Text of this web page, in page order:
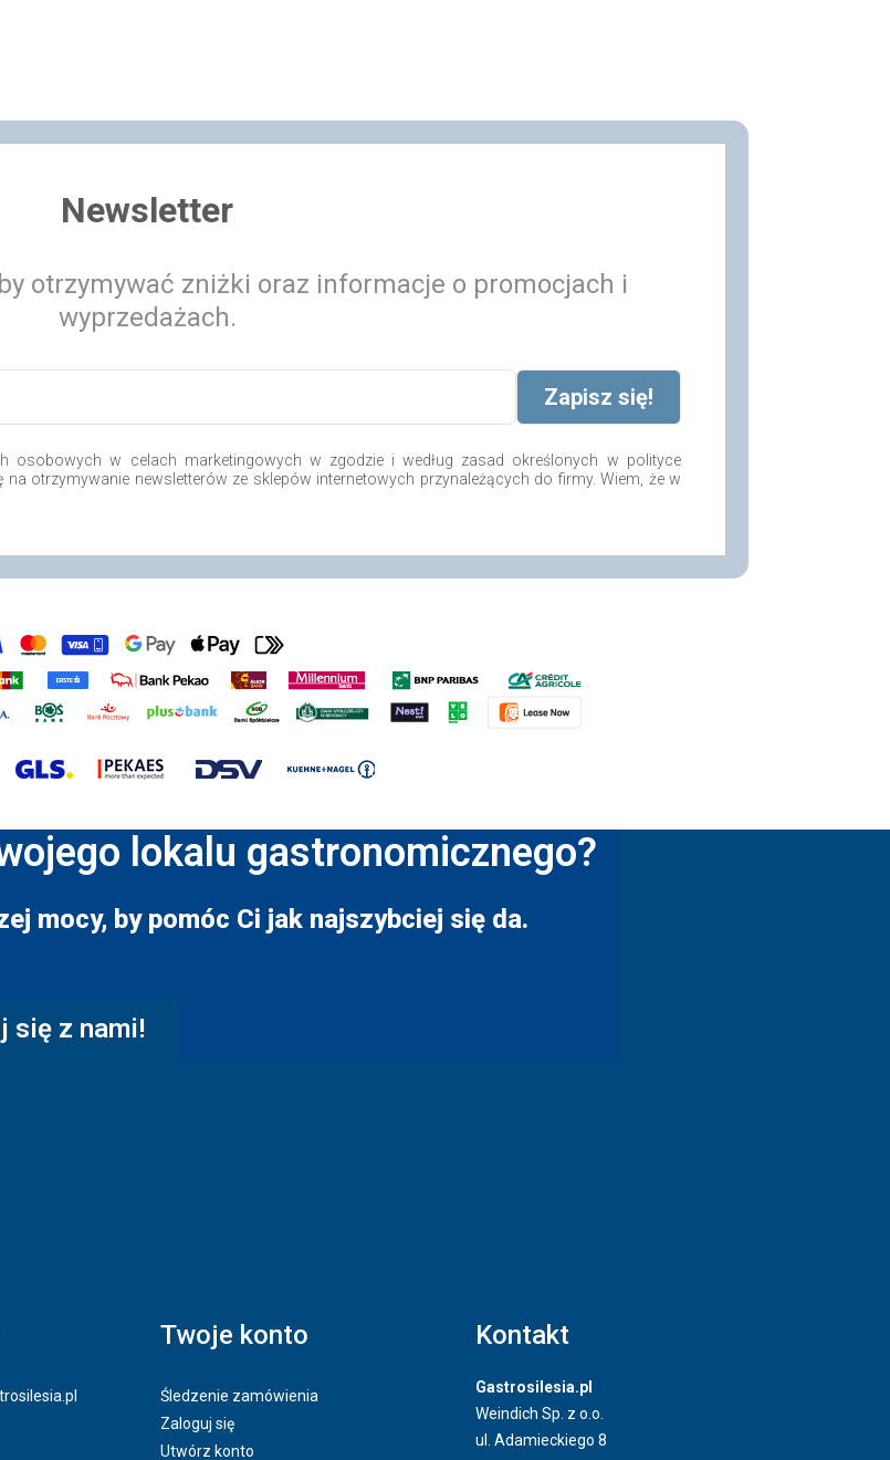
Newsletter
otrzymywać zniżki oraz informacje o promocjach i
wyprzedażach.
osobowych w celach marketingowych w zgodzie i według zasad określonych w polityce
otrzymywanie newsletterów ze sklepów internetowych przynależących do firmy. Wiem, że w
lokalu gastronomicznego?
mocy, by pomóc Ci jak najszybciej się da.
się z nami!
Twoje konto
Śledzenie zamówienia
Zaloguj się
Utwórz konto
Kontakt
Gastrosilesia.pl
Weindich Sp. z o.o.
ul. Adamieckiego 8